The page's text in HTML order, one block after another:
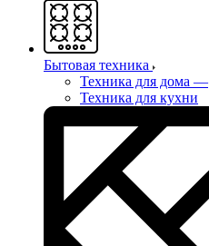
Бытовая техника
Техника для дома —
Техника для кухни